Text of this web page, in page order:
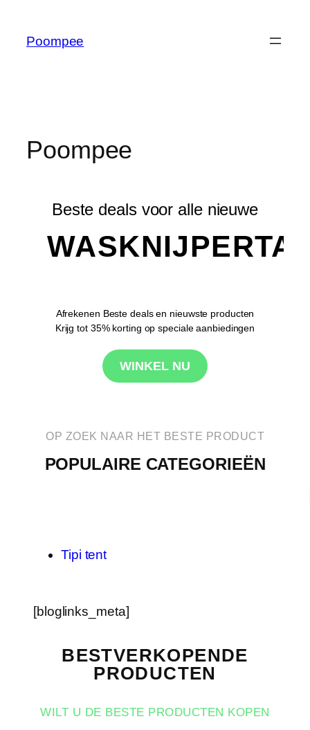
Poompee
Poompee
Beste deals voor alle nieuwe
Afrekenen Beste deals en nieuwste producten
Krijg tot 35% korting op speciale aanbiedingen
WINKEL NU
OP ZOEK NAAR HET BESTE PRODUCT
POPULAIRE CATEGORIEËN
Tipi tent
[bloglinks_meta]
BESTVERKOPENDE
PRODUCTEN
WILT U DE BESTE PRODUCTEN KOPEN